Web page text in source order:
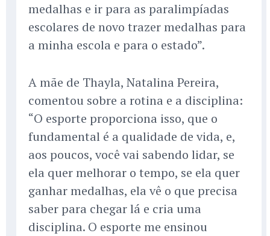
medalhas e ir para as paralimpíadas
escolares de novo trazer medalhas para
a minha escola e para o estado”.
A mãe de Thayla, Natalina Pereira,
comentou sobre a rotina e a disciplina:
“O esporte proporciona isso, que o
fundamental é a qualidade de vida, e,
aos poucos, você vai sabendo lidar, se
ela quer melhorar o tempo, se ela quer
ganhar medalhas, ela vê o que precisa
saber para chegar lá e cria uma
disciplina. O esporte me ensinou